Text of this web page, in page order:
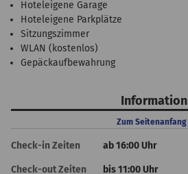
Hoteleigene Garage
Hoteleigene Parkplätze
Sitzungszimmer
WLAN (kostenlos)
Gepäckaufbewahrung
Information
Zum Seitenanfang
Check-in Zeiten ab 16:00 Uhr
Check-out Zeiten bis 11:00 Uhr